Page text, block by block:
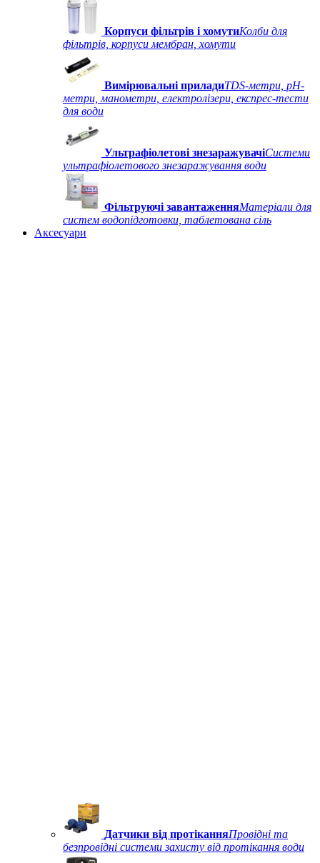
Корпуси фільтрів і хомутиКолби для
фільтрів, корпуси мембран, хомути
Вимірювальні приладиTDS-метри, рН-
метри, манометри, електролізери, експрес-тести
для води
Ультрафіолетові знезаражувачіСистеми
ультрафіолетового знезаражування води
Фільтруючі завантаженняМатеріали для
систем водопідготовки, таблетована сіль
Аксесуари
Датчики від протіканняПровідні та
безпровідні системи захисту від протікання води